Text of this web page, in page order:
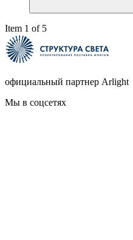
Item 1 of 5
официальный партнер Arlight
Мы в соцсетях